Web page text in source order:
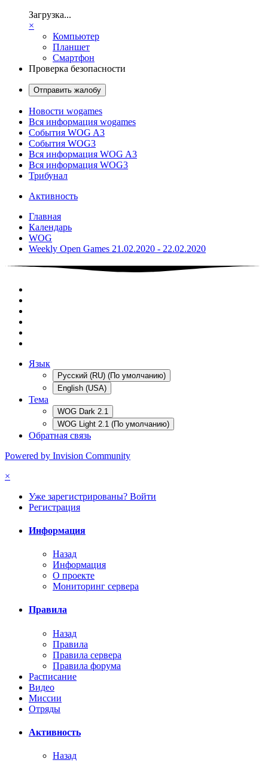
Загрузка...
×
Компьютер
Планшет
Смартфон
Проверка безопасности
Отправить жалобу
Новости wogames
Вся информация wogames
События WOG A3
События WOG3
Вся информация WOG A3
Вся информация WOG3
Трибунал
Активность
Главная
Календарь
WOG
Weekly Open Games 21.02.2020 - 22.02.2020
Язык
Русский (RU) (По умолчанию)
English (USA)
Тема
WOG Dark 2.1
WOG Light 2.1 (По умолчанию)
Обратная связь
Powered by Invision Community
×
Уже зарегистрированы? Войти
Регистрация
Информация
Назад
Информация
О проекте
Мониторинг сервера
Правила
Назад
Правила
Правила сервера
Правила форума
Расписание
Видео
Миссии
Отряды
Активность
Назад